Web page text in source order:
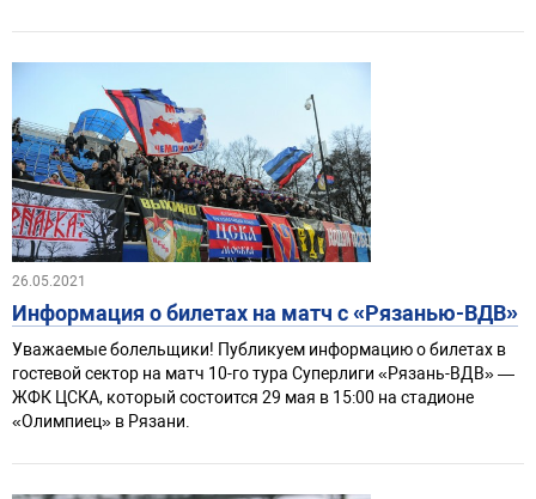
26.05.2021
Информация о билетах на матч с «Рязанью-ВДВ»
Уважаемые болельщики! Публикуем информацию о билетах в
гостевой сектор на матч 10-го тура Суперлиги «Рязань-ВДВ» —
ЖФК ЦСКА, который состоится 29 мая в 15:00 на стадионе
«Олимпиец» в Рязани.